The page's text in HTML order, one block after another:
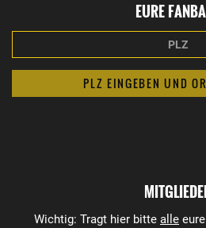
EURE
PLZ EINGEBEN UND
Wichtig: Tragt hier bitte alle